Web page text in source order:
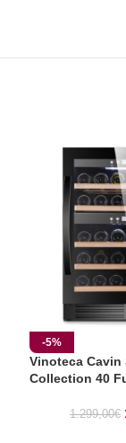
-5%
Vinoteca Cavin
Collection 40
1.299,00€